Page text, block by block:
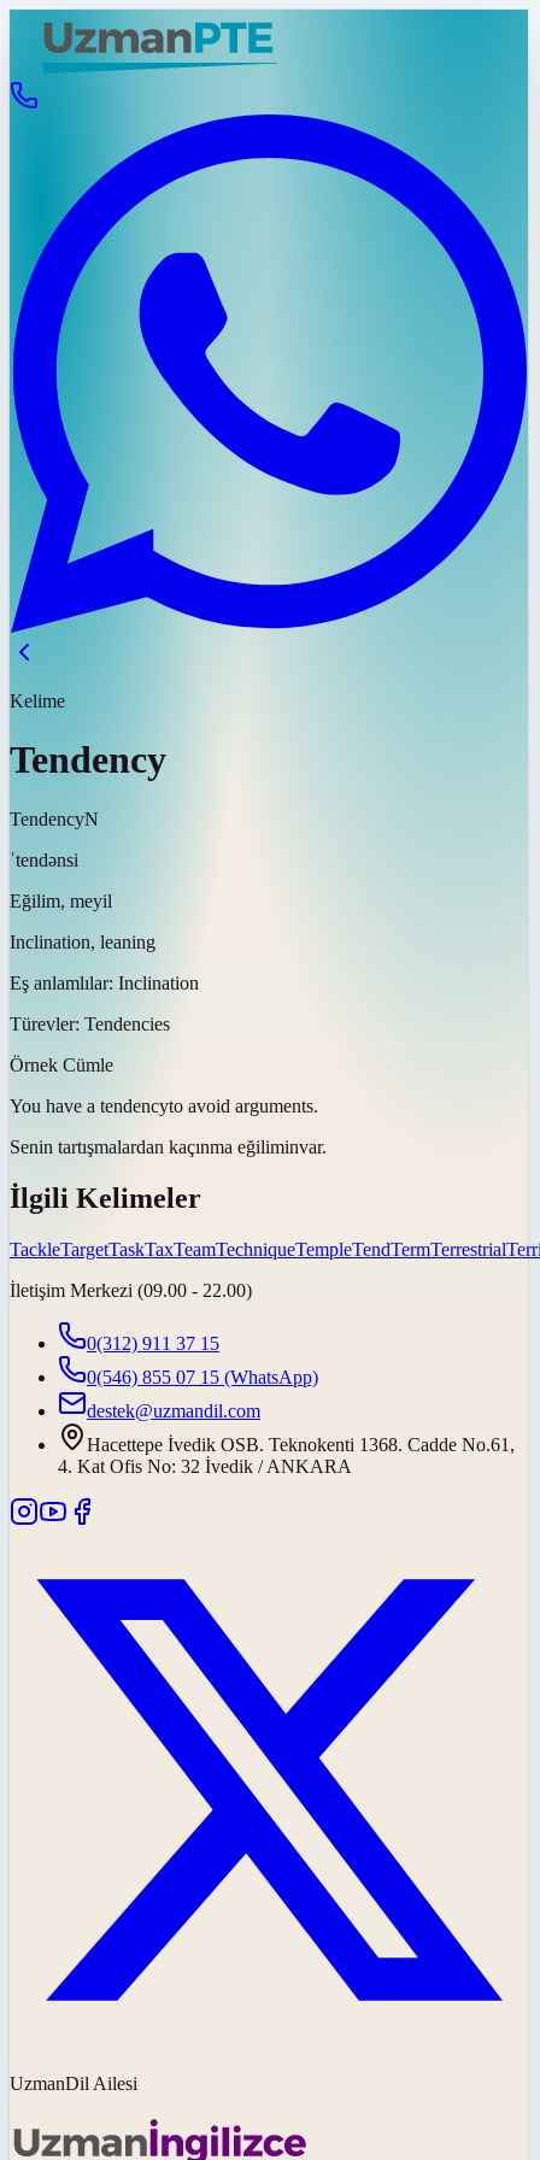
Kelime
Tendency
TendencyN
ˈtendənsi
Eğilim, meyil
Inclination, leaning
Eş anlamlılar: Inclination
Türevler: Tendencies
Örnek Cümle
You have a tendencyto avoid arguments.
Senin tartışmalardan kaçınma eğiliminvar.
İlgili Kelimeler
TackleTargetTaskTaxTeamTechniqueTempleTendTermTerrestrial
İletişim Merkezi (09.00 - 22.00)
0(312) 911 37 15
0(546) 855 07 15 (WhatsApp)
destek@uzmandil.com
Hacettepe İvedik OSB. Teknokenti 1368. Cadde No.61,
4. Kat Ofis No: 32 İvedik / ANKARA
UzmanDil Ailesi